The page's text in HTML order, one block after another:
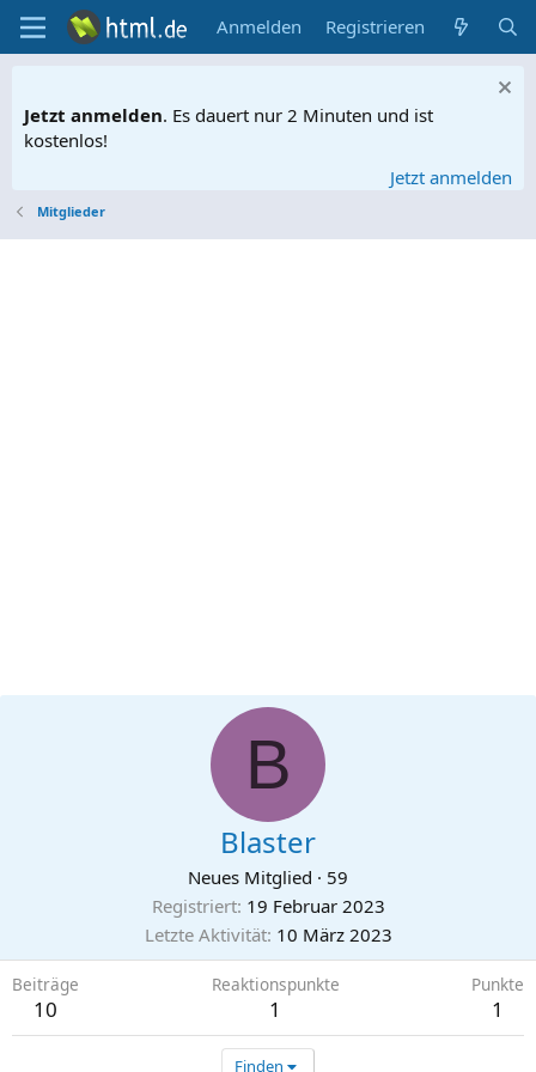
Anmelden Registrieren
Jetzt anmelden. Es dauert nur 2 Minuten und ist
kostenlos!
Jetzt anmelden
Mitglieder
B
Blaster
Neues Mitglied · 59
Registriert 19 Februar 2023
Letzte Aktivität 10 März 2023
Beiträge
10
Reaktionspunkte
1
Punkte
1
Finden